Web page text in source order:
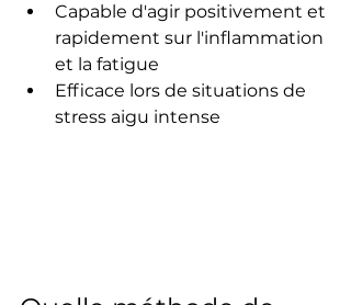
Capable d'agir positivement et
rapidement sur l'inflammation
et la fatigue
Efficace lors de situations de
stress aigu intense